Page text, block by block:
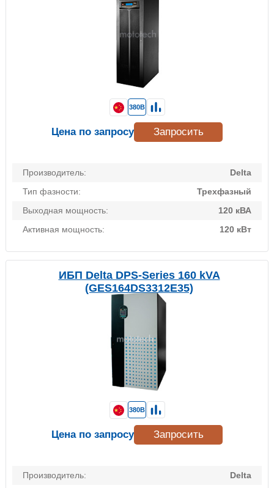
Производитель:
Delta
Тип фазности:
Трехфазный
Выходная мощность:
120 кВА
Активная мощность:
120 кВт
380В
Цена по запросу Запросить
ИБП Delta DPS-Series 160 kVA
(GES164DS3312E35)
Производитель:
Delta
380В
Цена по запросу Запросить